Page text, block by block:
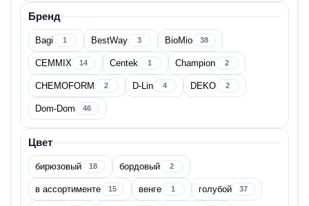
Страна производитель
Беларусь
Бельгия
Венгрия
Германия
Бренд
Bagi 1 BestWay 3 BioMio 38
CEMMIX 14 Centek 1 Champion 2
CHEMOFORM 2 D-Lin 4 DEKO 2
Dom-Dom 46
Цвет
бирюзовый 18 бордовый 2
в ассортименте 15 венге 1 голубой 37